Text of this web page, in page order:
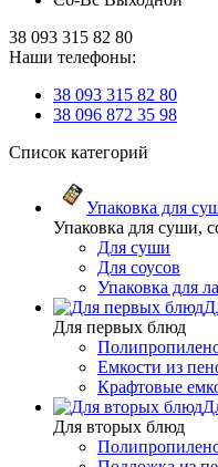
38 093 315 82 80
Наши телефоны:
38 093 315 82 80
38 096 872 35 98
Список категорий
Упаковка для
Упаковка для суши,
Для суши
Для соусов
Упаковка для
Для первых блюд
Емкости из
Крафтовые
Для вторых блюд